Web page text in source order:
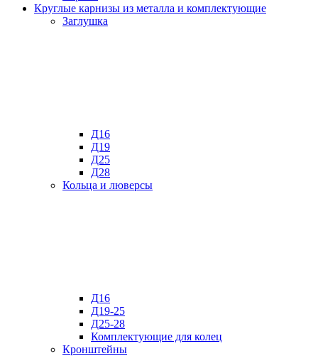
Круглые карнизы из металла и комплектующие
Заглушка
Д16
Д19
Д25
Д28
Кольца и люверсы
Д16
Д19-25
Д25-28
Комплектующие для колец
Кронштейны